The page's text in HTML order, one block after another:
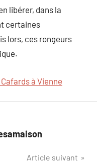
libérer, dans la
certaines
lors, ces rongeurs
à Vienne
Article suivant